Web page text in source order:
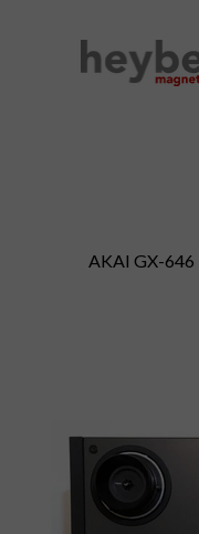
AKAI GX-646